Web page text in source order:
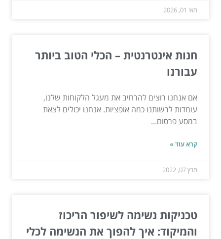
מאי 01, 2026
חנות אינטרנטית – הכלי הטוב ביותר
עבורנו
אם אנחנו רוצים להרחיב את מעגל הלקוחות שלנו,
עומדות לרשותנו כמה אופציות. אנחנו יכולים לצאת
במסע פרסום...
קרא עוד »
מרץ 07, 2022
טכניקות נשימה לשיפור הריכוז
והמיקוד: איך להפוך את הנשימה לכלי